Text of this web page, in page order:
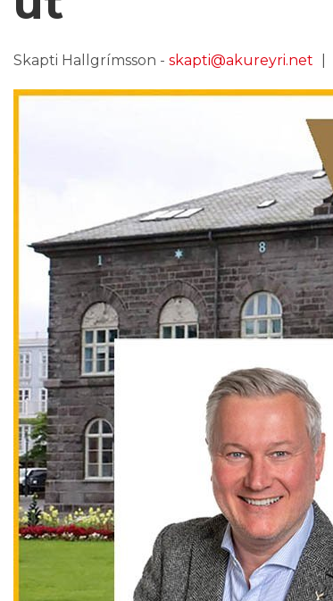
Skapti Hallgrímsson - skapti@akureyri.net